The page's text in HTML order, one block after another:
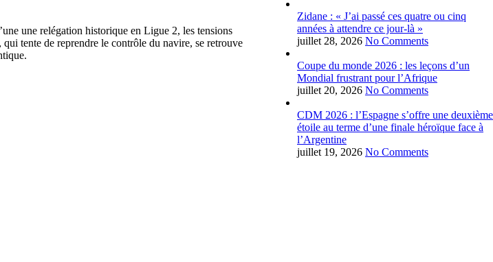
une relégation historique en Ligue 2, les tensions
tente de reprendre le contrôle du navire, se retrouve
Zidane : « J’ai passé ces quatre ou cinq
années à attendre ce jour-là »
juillet 28, 2026 No Comments
Coupe du monde 2026 : les leçons d’un
Mondial frustrant pour l’Afrique
juillet 20, 2026 No Comments
CDM 2026 : l’Espagne s’offre une deuxième
étoile au terme d’une finale héroïque face à
l’Argentine
juillet 19, 2026 No Comments